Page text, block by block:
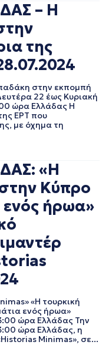
– Η
της
στην εκπομπή
22 έως Κυριακή
ώρα Ελλάδας Η
ΕΡΤ που
με όχημα τη
«Η
Κύπρο
ήρωα»
«Η τουρκική
ενός ήρωα»
ώρα Ελλάδας Την
ώρα Ελλάδας, η
Minimas», σε...